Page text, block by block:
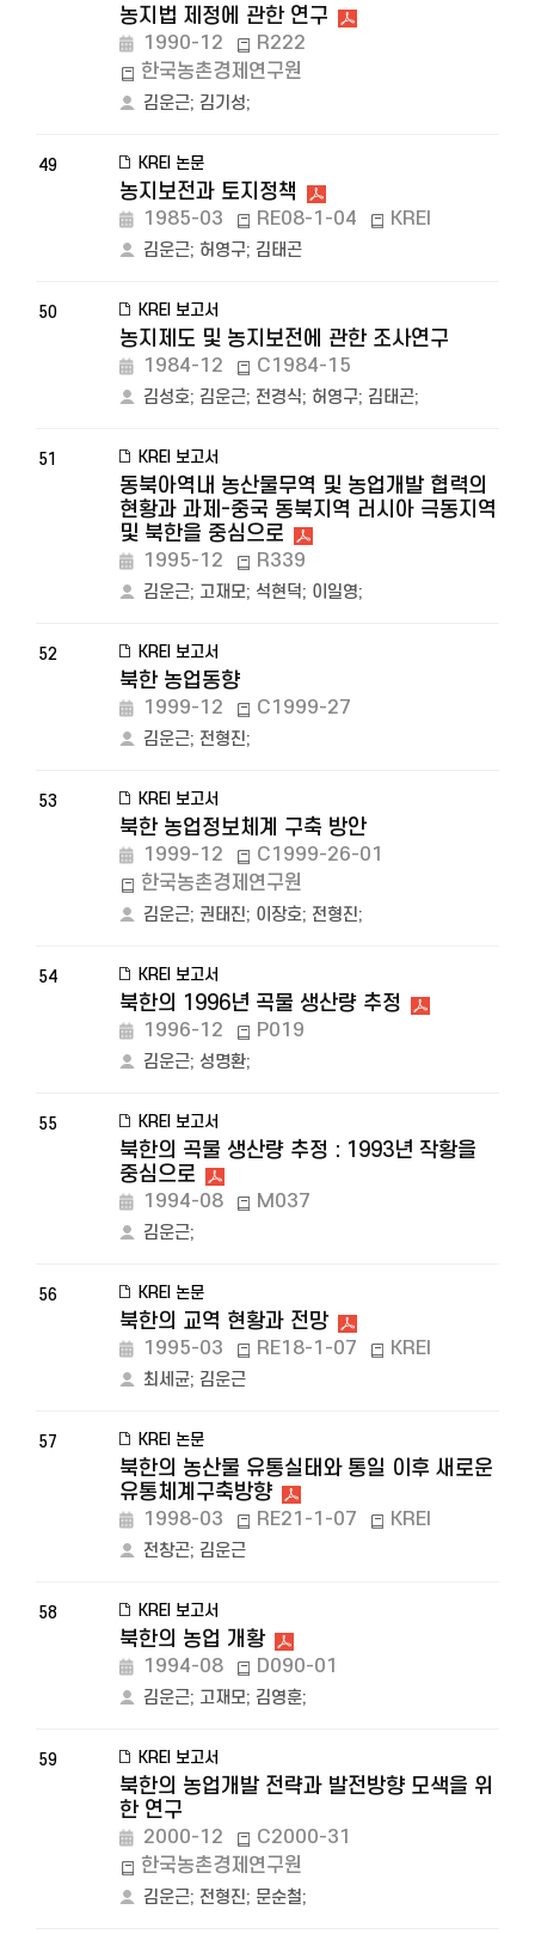
농지법 제정에 관한 연구
1990-12
R222
한국농촌경제연구원
김운근; 김기성;
49 KREI 논문
농지보전과 토지정책
1985-03 RE08-1-04 KREI
김운근; 허영구; 김태곤
50 KREI 보고서
농지제도 및 농지보전에 관한 조사연구
1984-12 C1984-15
김성호; 김운근; 전경식; 허영구; 김태곤;
51 KREI 보고서
동북아역내 농산물무역 및 농업개발 협력의
현황과 과제-중국 동북지역 러시아 극동지역
및 북한을 중심으로
1995-12 R339
김운근; 고재모; 석현덕; 이일영;
52 KREI 보고서
북한 농업동향
1999-12 C1999-27
김운근; 전형진;
53 KREI 보고서
북한 농업정보체계 구축 방안
1999-12
C1999-26-01
한국농촌경제연구원
김운근; 권태진; 이장호; 전형진;
54 KREI 보고서
북한의 1996년 곡물 생산량 추정
1996-12 P019
김운근; 성명환;
55 KREI 보고서
북한의 곡물 생산량 추정 : 1993년 작황을
중심으로
1994-08 M037
김운근;
56 KREI 논문
북한의 교역 현황과 전망
1995-03 RE18-1-07 KREI
최세균; 김운근
57 KREI 논문
북한의 농산물 유통실태와 통일 이후 새로운
유통체계구축방향
1998-03 RE21-1-07 KREI
전창곤; 김운근
58 KREI 보고서
북한의 농업 개황
1994-08 D090-01
김운근; 고재모; 김영훈;
59 KREI 보고서
북한의 농업개발 전략과 발전방향 모색을 위
한 연구
2000-12
C2000-31
한국농촌경제연구원
김운근; 전형진; 문순철;